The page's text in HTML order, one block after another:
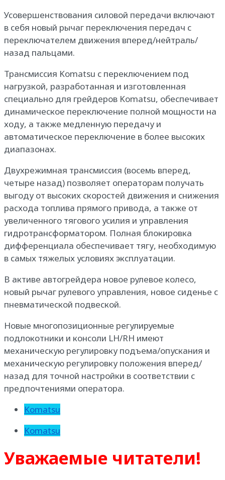
Усовершенствования силовой передачи включают
в себя новый рычаг переключения передач с
переключателем движения вперед/нейтраль/
назад пальцами.
Трансмиссия Komatsu с переключением под
нагрузкой, разработанная и изготовленная
специально для грейдеров Komatsu, обеспечивает
динамическое переключение полной мощности на
ходу, а также медленную передачу и
автоматическое переключение в более высоких
диапазонах.
Двухрежимная трансмиссия (восемь вперед,
четыре назад) позволяет операторам получать
выгоду от высоких скоростей движения и снижения
расхода топлива прямого привода, а также от
увеличенного тягового усилия и управления
гидротрансформатором. Полная блокировка
дифференциала обеспечивает тягу, необходимую
в самых тяжелых условиях эксплуатации.
В активе автогрейдера новое рулевое колесо,
новый рычаг рулевого управления, новое сиденье с
пневматической подвеской.
Новые многопозиционные регулируемые
подлокотники и консоли LH/RH имеют
механическую регулировку подъема/опускания и
механическую регулировку положения вперед/
назад для точной настройки в соответствии с
предпочтениями оператора.
Komatsu
Komatsu
Уважаемые читатели!